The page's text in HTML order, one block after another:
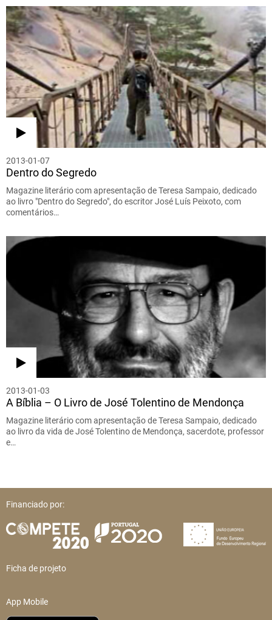
2013-01-07
Dentro do Segredo
Magazine literário com apresentação de Teresa Sampaio, dedicado
ao livro "Dentro do Segredo", do escritor José Luís Peixoto, com
comentários…
2013-01-03
A Bíblia – O Livro de José Tolentino de Mendonça
Magazine literário com apresentação de Teresa Sampaio, dedicado
ao livro da vida de José Tolentino de Mendonça, sacerdote, professor
e…
Financiado por:
Ficha de projeto
App Mobile